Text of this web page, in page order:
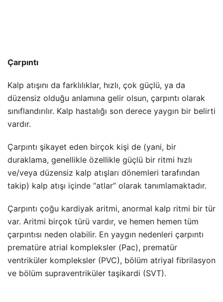
Çarpıntı
Kalp atışını da farklılıklar, hızlı, çok güçlü, ya da
düzensiz olduğu anlamına gelir olsun, çarpıntı olarak
sınıflandırılır. Kalp hastalığı son derece yaygın bir belirti
vardır.
Çarpıntı şikayet eden birçok kişi de (yani, bir
duraklama, genellikle özellikle güçlü bir ritmi hızlı
ve/veya düzensiz kalp atışları dönemleri tarafından
takip) kalp atışı içinde “atlar” olarak tanımlamaktadır.
Çarpıntı çoğu kardiyak aritmi, anormal kalp ritmi bir tür
var. Aritmi birçok türü vardır, ve hemen hemen tüm
çarpıntısı neden olabilir. En yaygın nedenleri çarpıntı
prematüre atrial kompleksler (Pac), prematür
ventriküler kompleksler (PVC), bölüm atriyal fibrilasyon
ve bölüm supraventriküler taşikardi (SVT).